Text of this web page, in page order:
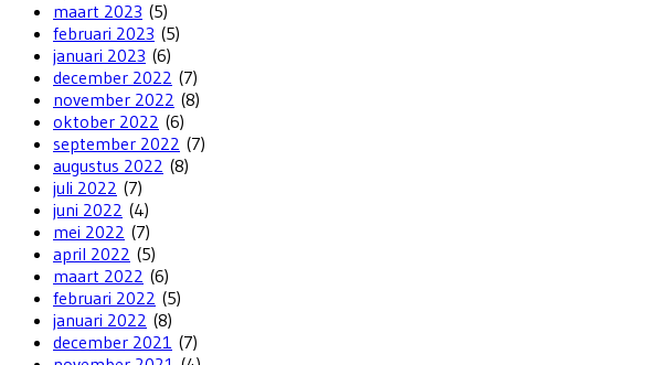
maart 2023 (5)
februari 2023 (5)
januari 2023 (6)
december 2022 (7)
november 2022 (8)
oktober 2022 (6)
september 2022 (7)
augustus 2022 (8)
juli 2022 (7)
juni 2022 (4)
mei 2022 (7)
april 2022 (5)
maart 2022 (6)
februari 2022 (5)
januari 2022 (8)
december 2021 (7)